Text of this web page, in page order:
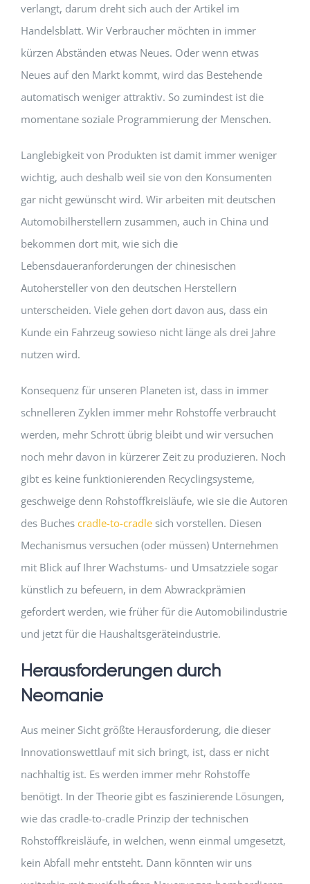
verlangt, darum dreht sich auch der Artikel im
Handelsblatt. Wir Verbraucher möchten in immer
kürzen Abständen etwas Neues. Oder wenn etwas
Neues auf den Markt kommt, wird das Bestehende
automatisch weniger attraktiv. So zumindest ist die
momentane soziale Programmierung der Menschen.
Langlebigkeit von Produkten ist damit immer weniger
wichtig, auch deshalb weil sie von den Konsumenten
gar nicht gewünscht wird. Wir arbeiten mit deutschen
Automobilherstellern zusammen, auch in China und
bekommen dort mit, wie sich die
Lebensdaueranforderungen der chinesischen
Autohersteller von den deutschen Herstellern
unterscheiden. Viele gehen dort davon aus, dass ein
Kunde ein Fahrzeug sowieso nicht länge als drei Jahre
nutzen wird.
Konsequenz für unseren Planeten ist, dass in immer
schnelleren Zyklen immer mehr Rohstoffe verbraucht
werden, mehr Schrott übrig bleibt und wir versuchen
noch mehr davon in kürzerer Zeit zu produzieren. Noch
gibt es keine funktionierenden Recyclingsysteme,
geschweige denn Rohstoffkreisläufe, wie sie die Autoren
des Buches cradle-to-cradlesich vorstellen. Diesen
Mechanismus versuchen (oder müssen) Unternehmen
mit Blick auf Ihrer Wachstums- und Umsatzziele sogar
künstlich zu befeuern, in dem Abwrackprämien
gefordert werden, wie früher für die Automobilindustrie
und jetzt für die Haushaltsgeräteindustrie.
Herausforderungen durch
Neomanie
Aus meiner Sicht größte Herausforderung, die dieser
Innovationswettlauf mit sich bringt, ist, dass er nicht
nachhaltig ist. Es werden immer mehr Rohstoffe
benötigt. In der Theorie gibt es faszinierende Lösungen,
wie das cradle-to-cradle Prinzip der technischen
Rohstoffkreisläufe, in welchen, wenn einmal umgesetzt,
kein Abfall mehr entsteht. Dann könnten wir uns